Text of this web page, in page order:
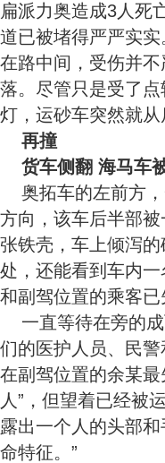
扁派力奥造成3人死
道已被堵得严严实
在路中间，受伤并
落。尽管只是受了
灯，运砂车突然就
再撞
货车侧翻 海马车
奥拓车的左前方
方向，该车后半部
张铁壳，车上倾泻
处，还能看到车内
和副驾位置的乘客
一直等待在旁的
们的医护人员、民
在副驾位置的余某
人”，但望着已经被
露出一个人的头部
命特征。”